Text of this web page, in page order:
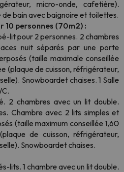
micro-onde, cafetière).
de bain avec baignoire et toilettes.
personnes (70m2) :
lit pour 2 personnes. 2 chambres
nuit séparés par une porte
(taille maximale conseillée
(plaque de cuisson, réfrigérateur,
Snowboardet chaises. 1 Salle
2 chambres avec un lit double.
Chambre avec 2 lits simples et
(taille maximum conseillée 1,60
de cuisson, réfrigérateur,
Snowboardet chaises.
lits. 1 chambre avec un lit double.